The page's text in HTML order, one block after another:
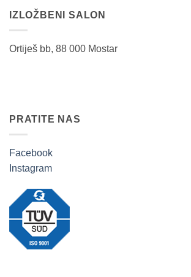
IZLOŽBENI SALON
Ortiješ bb, 88 000 Mostar
PRATITE NAS
Facebook
Instagram